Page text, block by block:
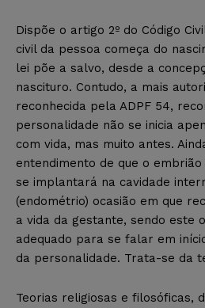
Dispõe o artigo 2º do Código
civil da pessoa começa do
lei põe a salvo, desde a
nascituro. Contudo, a mais
reconhecida pela ADPF 54,
personalidade não se inicia
com vida, mas muito antes.
entendimento de que o
se implantará na cavidade
(endométrio) ocasião em que
a vida da gestante, sendo este
adequado para se falar em
da personalidade. Trata-se da
Teorias religiosas e filosóficas,